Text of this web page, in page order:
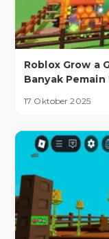
Roblox Grow a
Banyak
17 Oktober 2025